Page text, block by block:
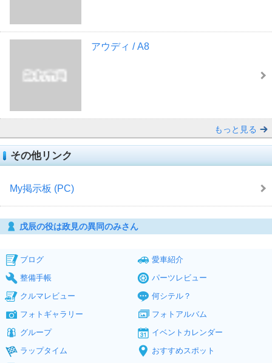
アウディ / A8
もっと見る
その他リンク
My掲示板 (PC)
戊辰の役は政見の異同のみさん
ブログ
愛車紹介
整備手帳
パーツレビュー
クルマレビュー
何シテル？
フォトギャラリー
フォトアルバム
グループ
イベントカレンダー
ラップタイム
おすすめスポット